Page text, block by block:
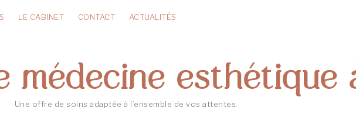
LE CABINET CONTACT ACTUALITÉS
médecine esthétique
Une offre de soins adaptée à l’ensemble de vos attentes.